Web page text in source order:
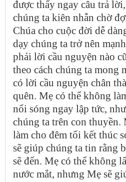
được thấy ngay câu trả
chúng ta kiên nhẫn chờ
Chúa cho cuộc đời dễ
dạy chúng ta trở nên
phải lời cầu nguyện nào
theo cách chúng ta mong
có lời cầu nguyện chân
quên. Mẹ có thể không
nổi sóng ngay lập tức,
chúng ta trên con thuyền.
làm cho đêm tối kết thúc
sẽ giúp chúng ta tin rằng
sẽ đến. Mẹ có thể không
nước mắt, nhưng Mẹ sẽ